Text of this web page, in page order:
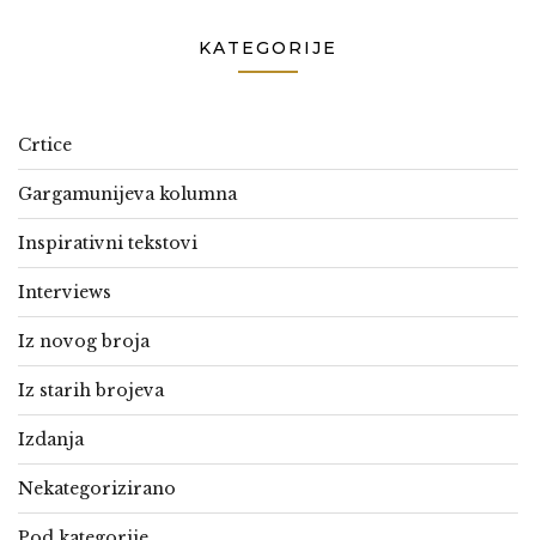
KATEGORIJE
Crtice
Gargamunijeva kolumna
Inspirativni tekstovi
Interviews
Iz novog broja
Iz starih brojeva
Izdanja
Nekategorizirano